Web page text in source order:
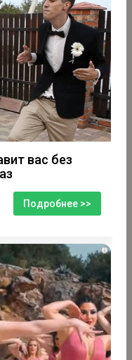
вас без
Подробнее >>
i